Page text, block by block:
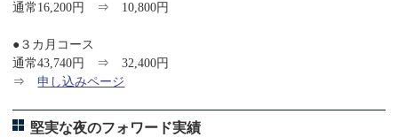
通常16,200円 ⇒ 10,800円
●３カ月コース
通常43,740円 ⇒ 32,400円
⇒申し込みページ
堅実な夜のフォワード実績